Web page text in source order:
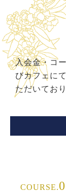
入会金・コ
びカフェに
ただいてお
COURSE.